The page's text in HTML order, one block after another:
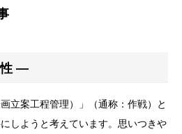
性 ―
立案工程管理）」（通称：作戦）と
しようと考えています。思いつきや